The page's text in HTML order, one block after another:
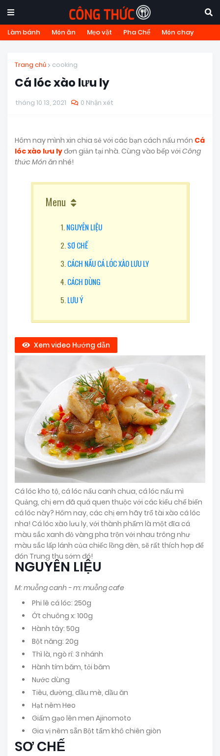
Làm bánh Món ăn Mẹo vặt Pha Chế Món chay
Trang chủ cooking
Cá lóc xào lưu ly
tháng 10 13, 2021 0 Nhận xét
Hôm nay mình xin chia sẻ với các bạn cách nấu món Cá
lóc xào lưu lyđơn giản tại nhà. Cùng vào bếp với Công
thức Món ănnhé!
Menu
NGUYÊN LIỆU
SƠ CHẾ
CÁCH NẤU CÁ LÓC XÀO LƯU LY
CÁCH DÙNG
LƯU Ý
Xem video Hướng dẫn
Cá lóc kho tộ, cá lóc nấu canh chua, cá lóc nấu mì
Quảng, chị em đã quá quen thuộc với các kiểu chế biến
cá lóc này? Hôm nay, các chị em hãy trổ tài xào cá lóc
nha! Cá lóc xào lưu ly, với thành phẩm là một đĩa cá
màu sắc xanh đỏ vàng pha trộn với nhau trông như
màu sắc lấp lánh của chiếc lồng đèn, sẽ rất thích hợp để
đón Trung thu sớm đó!
NGUYÊN LIỆU
M: muỗng canh - m: muỗng cafe
Phi lê cá lóc: 250g
Ớt chuông x: 100g
Hành tây: 50g
Bột năng: 20g
Thì là, ngò rí: 3 nhánh
Hành tím băm, tỏi băm
Nước dùng
Tiêu, đường, dầu mè, dầu ăn
Hạt nêm Heo
Giấm gạo lên men Ajinomoto
Gia vị nêm sẵn Bột tẩm khô chiên giòn
SƠ CHẾ